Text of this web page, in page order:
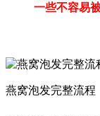
一些不容易
燕窝泡发完整流程